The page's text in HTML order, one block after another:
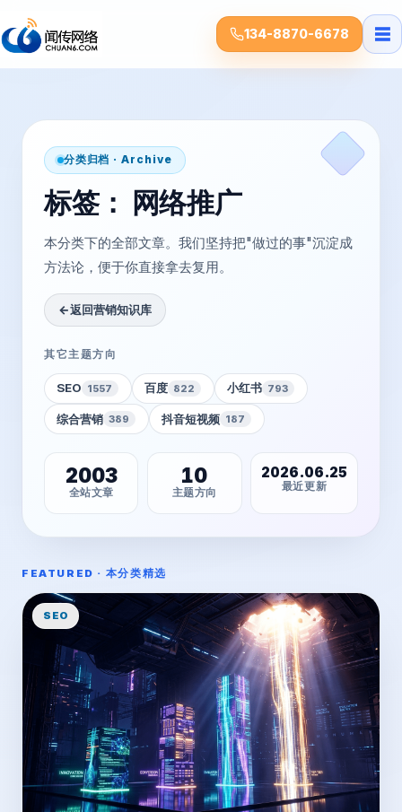
134-8870-6678 ☰
分类归档 · Archive
标签： 网络推广
本分类下的全部文章。我们坚持把"做过的事"沉淀成
方法论，便于你直接拿去复用。
←返回营销知识库
其它主题方向
SEO 1557 百度 822 小红书 793
综合营销 389 抖音短视频 187
2003
全站文章
10
主题方向
2026.06.25
最近更新
FEATURED · 本分类精选
SEO